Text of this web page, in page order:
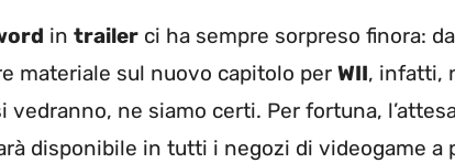
in trailer ci ha sempre sorpreso finora:
materiale sul nuovo capitolo per WII, infatti,
vedranno, ne siamo certi. Per fortuna,
disponibile in tutti i negozi di videogame a